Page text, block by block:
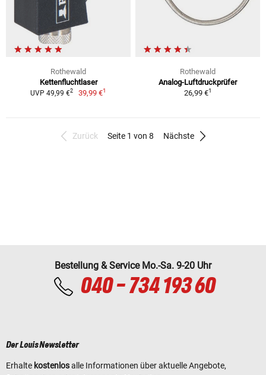
Rothewald
Kettenfluchtlaser
UVP 49,99 €2 39,99 €1
Rothewald
Analog-Luftdruckprüfer
26,99 €1
Zurück Seite 1 von 8 Nächste
Bestellung & Service Mo.-Sa. 9-20 Uhr
040 - 734 193 60
Der Louis Newsletter
Erhalte kostenlosalle Informationen über aktuelle Angebote,